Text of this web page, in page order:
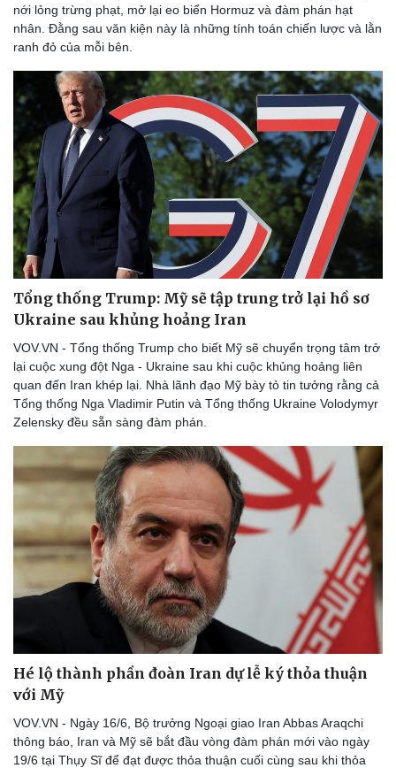
Thể thao
Bóng đá
Lịch thi đấu bóng đá
Thế giới thể thao
eSports
Hậu trường
Ô tô - Xe máy
Ô tô
Xe máy
Tư vấn
nới lỏng trừng phạt, mở lại eo biển Hormuz và đàm phán hạt
nhân. Đằng sau văn kiện này là những tính toán chiến lược và lằn
ranh đỏ của mỗi bên.
Tổng thống Trump: Mỹ sẽ tập trung trở lại hồ sơ
Ukraine sau khủng hoảng Iran
VOV.VN - Tổng thống Trump cho biết Mỹ sẽ chuyển trọng tâm trở
lại cuộc xung đột Nga - Ukraine sau khi cuộc khủng hoảng liên
quan đến Iran khép lại. Nhà lãnh đạo Mỹ bày tỏ tin tưởng rằng cả
Tổng thống Nga Vladimir Putin và Tổng thống Ukraine Volodymyr
Zelensky đều sẵn sàng đàm phán.
Hé lộ thành phần đoàn Iran dự lễ ký thỏa thuận
với Mỹ
VOV.VN - Ngày 16/6, Bộ trưởng Ngoại giao Iran Abbas Araqchi
thông báo, Iran và Mỹ sẽ bắt đầu vòng đàm phán mới vào ngày
19/6 tại Thụy Sĩ để đạt được thỏa thuận cuối cùng sau khi thỏa